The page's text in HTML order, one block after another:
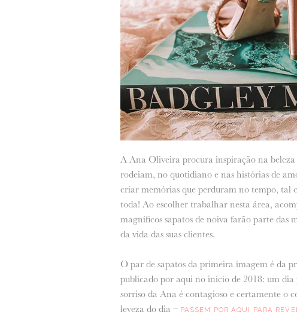
A Ana Oliveira procura inspiração na beleza
rodeiam, no quotidiano e nas histórias de
criar memórias que perduram no tempo, tal
toda! Ao escolher trabalhar nesta área,
magníficos sapatos de noiva farão parte das
da vida das suas clientes.
O par de sapatos da primeira imagem é da
publicado por aqui no início de 2018: um dia
sorriso da Ana é contagioso e certamente o
leveza do dia – PASSEM POR AQUI PARA